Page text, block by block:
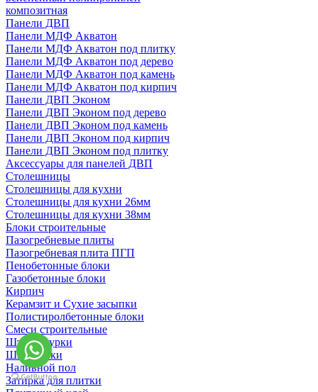
композитная
Панели ДВП
Панели МДФ Акватон
Панели МДФ Акватон под плитку
Панели МДФ Акватон под дерево
Панели МДФ Акватон под камень
Панели МДФ Акватон под кирпич
Панели ДВП Эконом
Панели ДВП Эконом под дерево
Панели ДВП Эконом под камень
Панели ДВП Эконом под кирпич
Панели ДВП Эконом под плитку
Аксессуары для панелей ДВП
Столешницы
Столешницы для кухни
Столешницы для кухни 26мм
Столешницы для кухни 38мм
Блоки строительные
Пазогребневые плиты
Пазогребневая плита ПГП
Пенобетонные блоки
Газобетонные блоки
Кирпич
Керамзит и Сухие засыпки
Полистиролбетонные блоки
Смеси строительные
Штукартурки
Шпаклевки
Наливной пол
Затирка для плитки